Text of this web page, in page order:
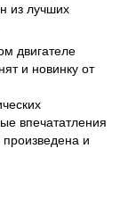
из лучших
двигателе
и новинку от
впечататления
и